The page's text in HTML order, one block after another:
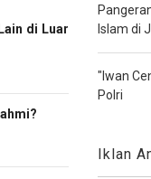
di Luar
Islam di
"Iwan
Polri
Iklan